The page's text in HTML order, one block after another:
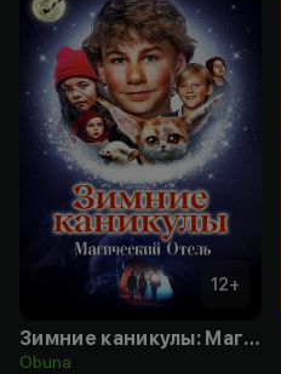
12+
Зимние каникулы: Магический отель
Obuna